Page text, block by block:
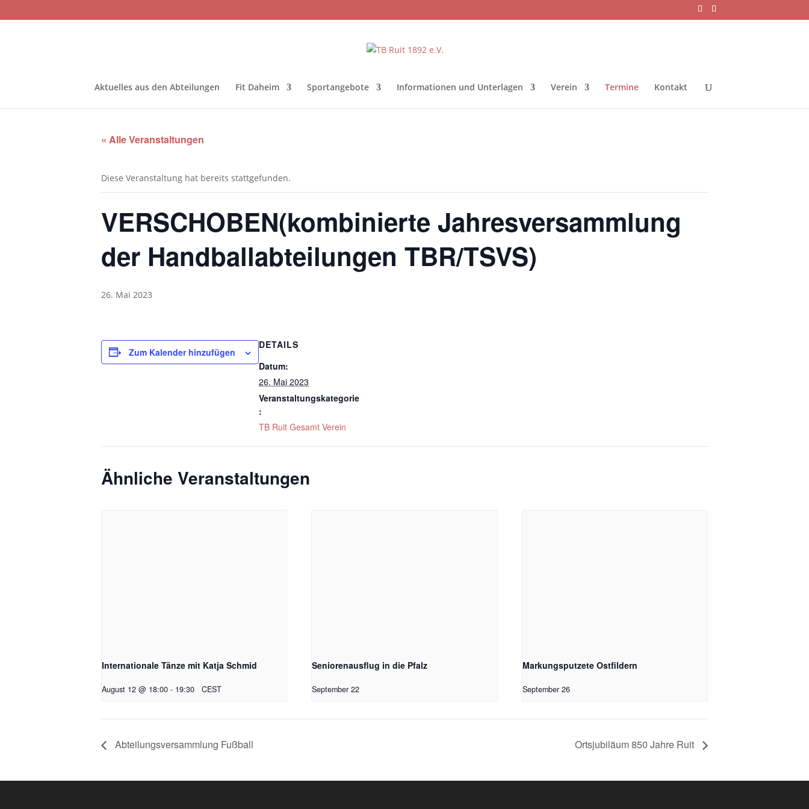
Aktuelles aus den Abteilungen Fit Daheim Sportangebote Informationen und Unterlagen Verein Termine Kontakt
« Alle Veranstaltungen
Diese Veranstaltung hat bereits stattgefunden.
VERSCHOBEN(kombinierte Jahresversammlung
der Handballabteilungen TBR/TSVS)
26. Mai 2023
Zum Kalender hinzufügen
DETAILS
Datum:
26. Mai 2023
Veranstaltungskategorie
:
TB Ruit Gesamt Verein
Ähnliche Veranstaltungen
Internationale Tänze mit Katja Schmid
August 12 @ 18:00 - 19:30 CEST
Seniorenausflug in die Pfalz
September 22
Markungsputzete Ostfildern
September 26
Abteilungsversammlung Fußball Ortsjubiläum 850 Jahre Ruit